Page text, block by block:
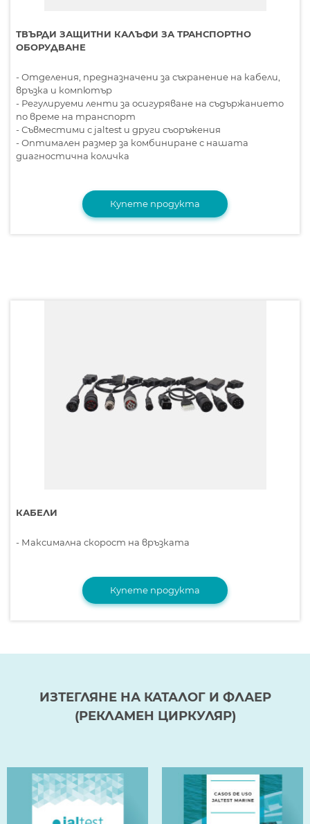
ТВЪРДИ ЗАЩИТНИ КАЛЪФИ ЗА ТРАНСПОРТНО
ОБОРУДВАНЕ
- Отделения, предназначени за съхранение на кабели,
връзка и компютър
- Регулируеми ленти за осигуряване на съдържанието
по време на транспорт
- Съвместими с jaltest и други съоръжения
- Оптимален размер за комбиниране с нашата
диагностична количка
Купете продукта
КАБЕЛИ
- Максимална скорост на връзката
Купете продукта
ИЗТЕГЛЯНЕ НА КАТАЛОГ И ФЛАЕР
(РЕКЛАМЕН ЦИРКУЛЯР)